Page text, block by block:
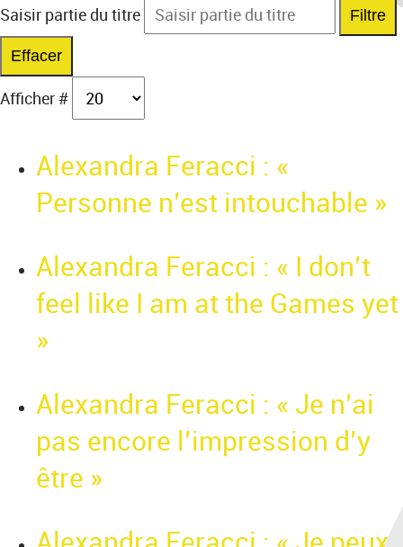
Saisir partie du titre Filtre
Effacer
Afficher #
Alexandra Feracci : «
Personne n’est intouchable »
Alexandra Feracci : « I don’t
feel like I am at the Games yet
»
Alexandra Feracci : « Je n’ai
pas encore l’impression d’y
être »